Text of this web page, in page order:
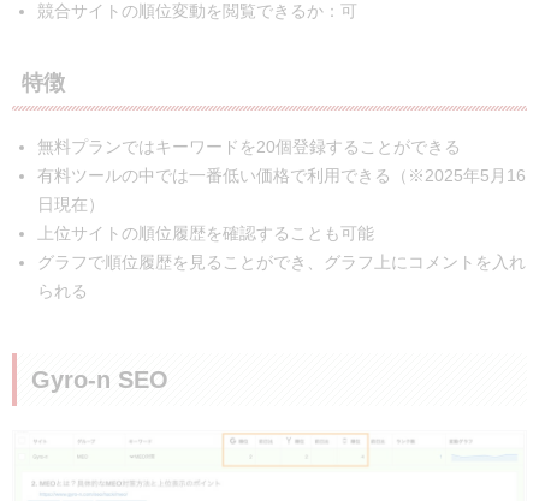
競合サイトの順位変動を閲覧できるか：可
特徴
無料プランではキーワードを20個登録することができる
有料ツールの中では一番低い価格で利用できる（※2025年5月16
日現在）
上位サイトの順位履歴を確認することも可能
グラフで順位履歴を見ることができ、グラフ上にコメントを入れ
られる
Gyro-n SEO